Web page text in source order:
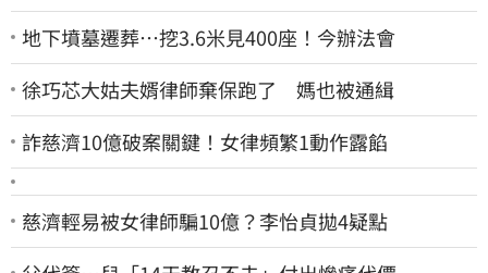
地下墳墓遷葬…挖3.6米見400座！今辦法會
徐巧芯大姑夫婿律師棄保跑了 媽也被通緝
詐慈濟10億破案關鍵！女律頻繁1動作露餡
慈濟輕易被女律師騙10億？李怡貞拋4疑點